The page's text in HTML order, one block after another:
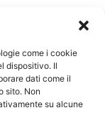
come i cookie
dispositivo. Il
dati come il
sito. Non
su alcune
dei Biologi:
Vincenzo